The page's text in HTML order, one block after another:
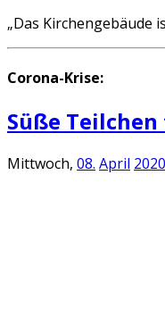
„Das Kirchengebäude
Corona-Krise:
Süße
Mittwoch, 08. April 2020